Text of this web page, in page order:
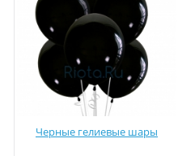
Черные гелиевые шары